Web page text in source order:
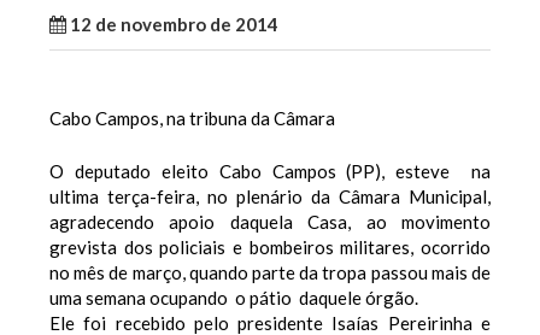
12 de novembro de 2014
Cabo Campos, na tribuna da Câmara
O deputado eleito Cabo Campos (PP), esteve na
ultima terça-feira, no plenário da Câmara Municipal,
agradecendo apoio daquela Casa, ao movimento
grevista dos policiais e bombeiros militares, ocorrido
no mês de março, quando parte da tropa passou mais de
uma semana ocupando o pátio daquele órgão.
Ele foi recebido pelo presidente Isaías Pereirinha e